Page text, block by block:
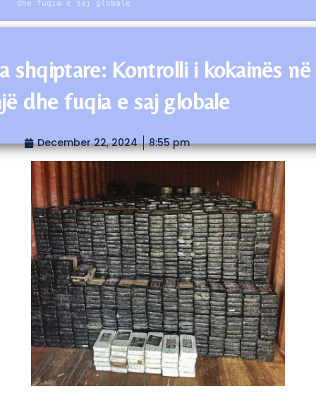
dhe fuqia e saj globale
shqiptare: Kontrolli i kokainës në
dhe fuqia e saj globale
December 22, 2024 8:55 pm